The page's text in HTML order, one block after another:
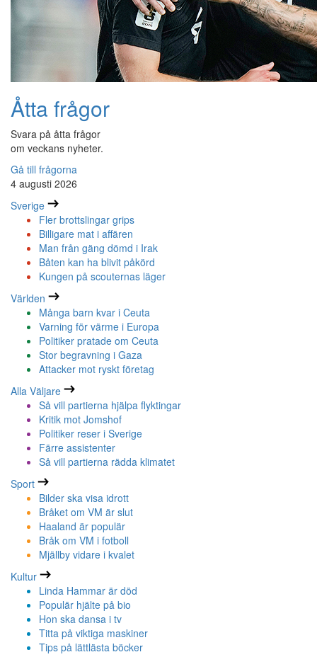
Åtta frågor
Svara på åtta frågor
om veckans nyheter.
Gå till frågorna
4 augusti 2026
Sverige
Fler brottslingar grips
Billigare mat i affären
Man från gäng dömd i Irak
Båten kan ha blivit påkörd
Kungen på scouternas läger
Världen
Många barn kvar i Ceuta
Varning för värme i Europa
Politiker pratade om Ceuta
Stor begravning i Gaza
Attacker mot ryskt företag
Alla Väljare
Så vill partierna hjälpa flyktingar
Kritik mot Jomshof
Politiker reser i Sverige
Färre assistenter
Så vill partierna rädda klimatet
Sport
Bilder ska visa idrott
Bråket om VM är slut
Haaland är populär
Bråk om VM i fotboll
Mjällby vidare i kvalet
Kultur
Linda Hammar är död
Populär hjälte på bio
Hon ska dansa i tv
Titta på viktiga maskiner
Tips på lättlästa böcker